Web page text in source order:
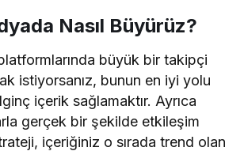
Nasıl Büyürüz?
büyük bir takipçi
istiyorsanız, bunun en iyi yolu
içerik sağlamaktır. Ayrıca
gerçek bir şekilde etkileşim
içeriğiniz o sırada trend olan